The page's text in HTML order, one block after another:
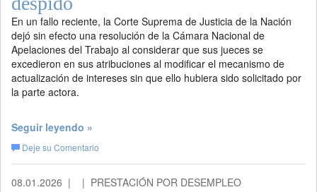
En un fallo reciente, la Corte Suprema de Justicia de la Nación
dejó sin efecto una resolución de la Cámara Nacional de
Apelaciones del Trabajo al considerar que sus jueces se
excedieron en sus atribuciones al modificar el mecanismo de
actualización de intereses sin que ello hubiera sido solicitado por
la parte actora.
Seguir leyendo »
Deje su Comentario
08.01.2026 | | PRESTACIÓN POR DESEMPLEO